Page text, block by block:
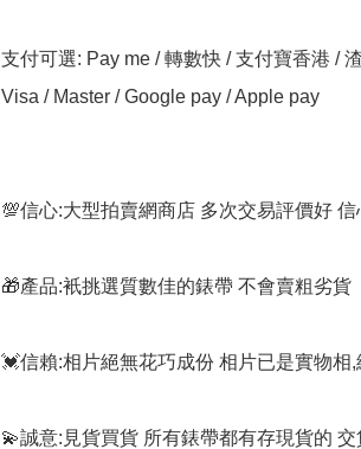
支付可選: Pay me / 轉數快 / 支付寶香港 /
Visa / Master / Google pay / Apple pay
💯信心:大型拍賣網商店 多次交易評價好 信
🎁產品:衹挑選質數佳的錶帶 不會賣粗劣貨
💓信賴:相片絕無花巧成份 相片已是實物相,
💫誠意:見貨買貨 所有錶帶都有存現貨的 交